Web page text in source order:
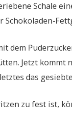
Schale
Schokoladen-
dem
Jetzt kommt
das
zu fest ist,